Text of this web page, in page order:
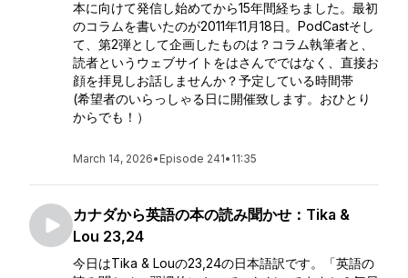
本に向けて発信し始めてから15年間経ちました。最初
のコラムを書いたのが2011年11月18日。PodCastそし
て、第2弾として企画したものは？コラム執筆者と、
読者というウェブサイトをはさんでではなく、直接お
顔を拝見しお話しませんか？予定している時間帯
(希望者のいらっしゃる日に開催致します。おひとり
からでも！）
March 14, 2026• Episode 241• 11:35
カナダから英語の本の読み聞かせ：Tika &
Lou 23,24
今日はTika & Louの23,24の日本語訳です。「英語の